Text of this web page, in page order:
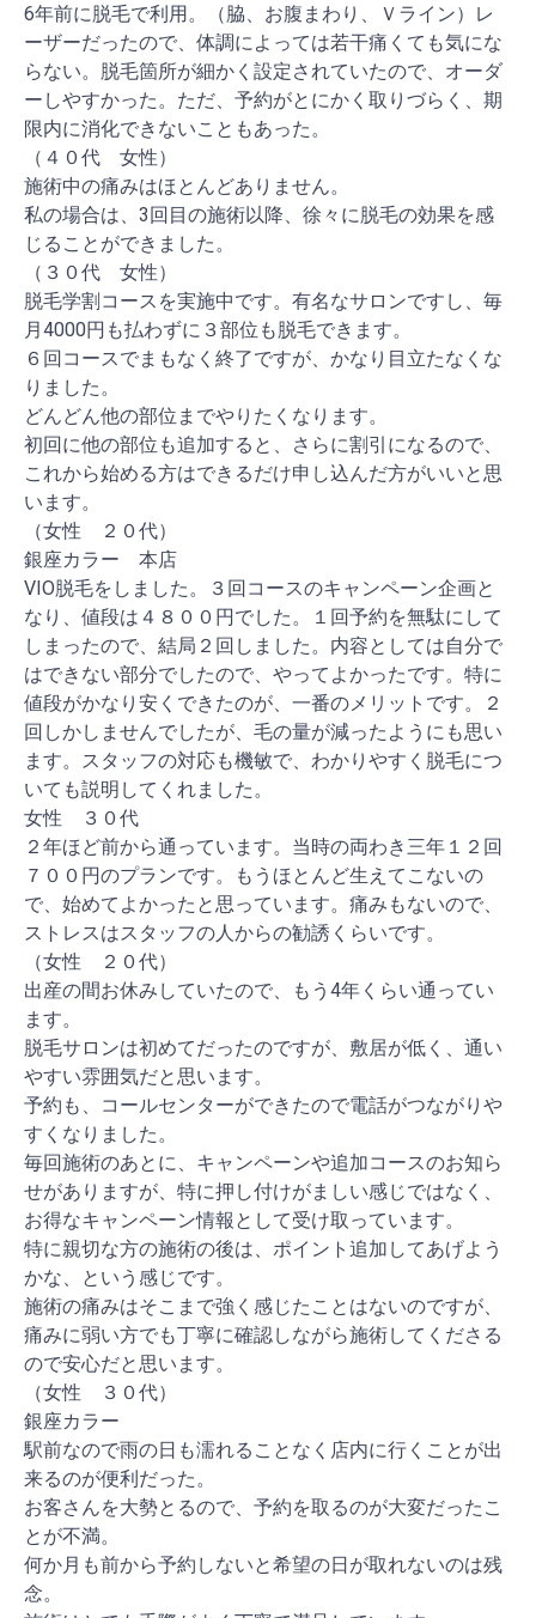
6年前に脱毛で利用。（脇、お腹まわり、Ｖライン）レ
ーザーだったので、体調によっては若干痛くても気にな
らない。脱毛箇所が細かく設定されていたので、オーダ
ーしやすかった。ただ、予約がとにかく取りづらく、期
限内に消化できないこともあった。
（４０代 女性）
施術中の痛みはほとんどありません。
私の場合は、3回目の施術以降、徐々に脱毛の効果を感
じることができました。
（３０代 女性）
脱毛学割コースを実施中です。有名なサロンですし、毎
月4000円も払わずに３部位も脱毛できます。
６回コースでまもなく終了ですが、かなり目立たなくな
りました。
どんどん他の部位までやりたくなります。
初回に他の部位も追加すると、さらに割引になるので、
これから始める方はできるだけ申し込んだ方がいいと思
います。
（女性 ２０代）
銀座カラー 本店
VIO脱毛をしました。３回コースのキャンペーン企画と
なり、値段は４８００円でした。１回予約を無駄にして
しまったので、結局２回しました。内容としては自分で
はできない部分でしたので、やってよかったです。特に
値段がかなり安くできたのが、一番のメリットです。２
回しかしませんでしたが、毛の量が減ったようにも思い
ます。スタッフの対応も機敏で、わかりやすく脱毛につ
いても説明してくれました。
女性 ３０代
２年ほど前から通っています。当時の両わき三年１２回
７００円のプランです。もうほとんど生えてこないの
で、始めてよかったと思っています。痛みもないので、
ストレスはスタッフの人からの勧誘くらいです。
（女性 ２０代）
出産の間お休みしていたので、もう4年くらい通ってい
ます。
脱毛サロンは初めてだったのですが、敷居が低く、通い
やすい雰囲気だと思います。
予約も、コールセンターができたので電話がつながりや
すくなりました。
毎回施術のあとに、キャンペーンや追加コースのお知ら
せがありますが、特に押し付けがましい感じではなく、
お得なキャンペーン情報として受け取っています。
特に親切な方の施術の後は、ポイント追加してあげよう
かな、という感じです。
施術の痛みはそこまで強く感じたことはないのですが、
痛みに弱い方でも丁寧に確認しながら施術してくださる
ので安心だと思います。
（女性 ３０代）
銀座カラー
駅前なので雨の日も濡れることなく店内に行くことが出
来るのが便利だった。
お客さんを大勢とるので、予約を取るのが大変だったこ
とが不満。
何か月も前から予約しないと希望の日が取れないのは残
念。